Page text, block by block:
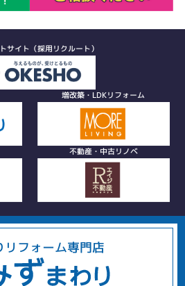
サイト（採用リクルート）
増改築・LDKリフォーム
不動産・中古リノベ
リフォーム専門店